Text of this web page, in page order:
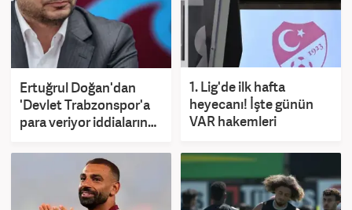
Ertuğrul Doğan'dan
'Devlet Trabzonspor'a
para veriyor iddialarına
1. Lig'de ilk hafta
heyecanı! İşte günün
VAR hakemleri